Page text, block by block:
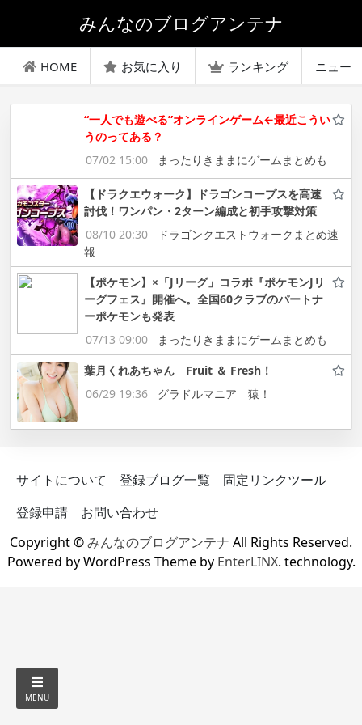
みんなのブログアンテナ
HOME お気に入り ランキング ニュー
“一人でも遊べる”オンラインゲーム←最近こうい
うのってある？
07/02 15:00
まったりきままにゲームまとめも
【ドラクエウォーク】ドラゴンコープスを高速
討伐！ワンパン・2ターン編成と初手攻撃対策
08/10 20:30
ドラゴンクエストウォークまとめ速
報
【ポケモン】×「Jリーグ」コラボ『ポケモンJリ
ーグフェス』開催へ。全国60クラブのパートナ
ーポケモンも発表
07/13 09:00
まったりきままにゲームまとめも
葉月くれあちゃん Fruit ＆ Fresh！
06/29 19:36
グラドルマニア 猿！
サイトについて 登録ブログ一覧
固定リンクツール
登録申請
お問い合わせ
Copyright ©みんなのブログアンテナ All Rights Reserved.
Powered by WordPress Theme by EnterLINX. technology.
MENU